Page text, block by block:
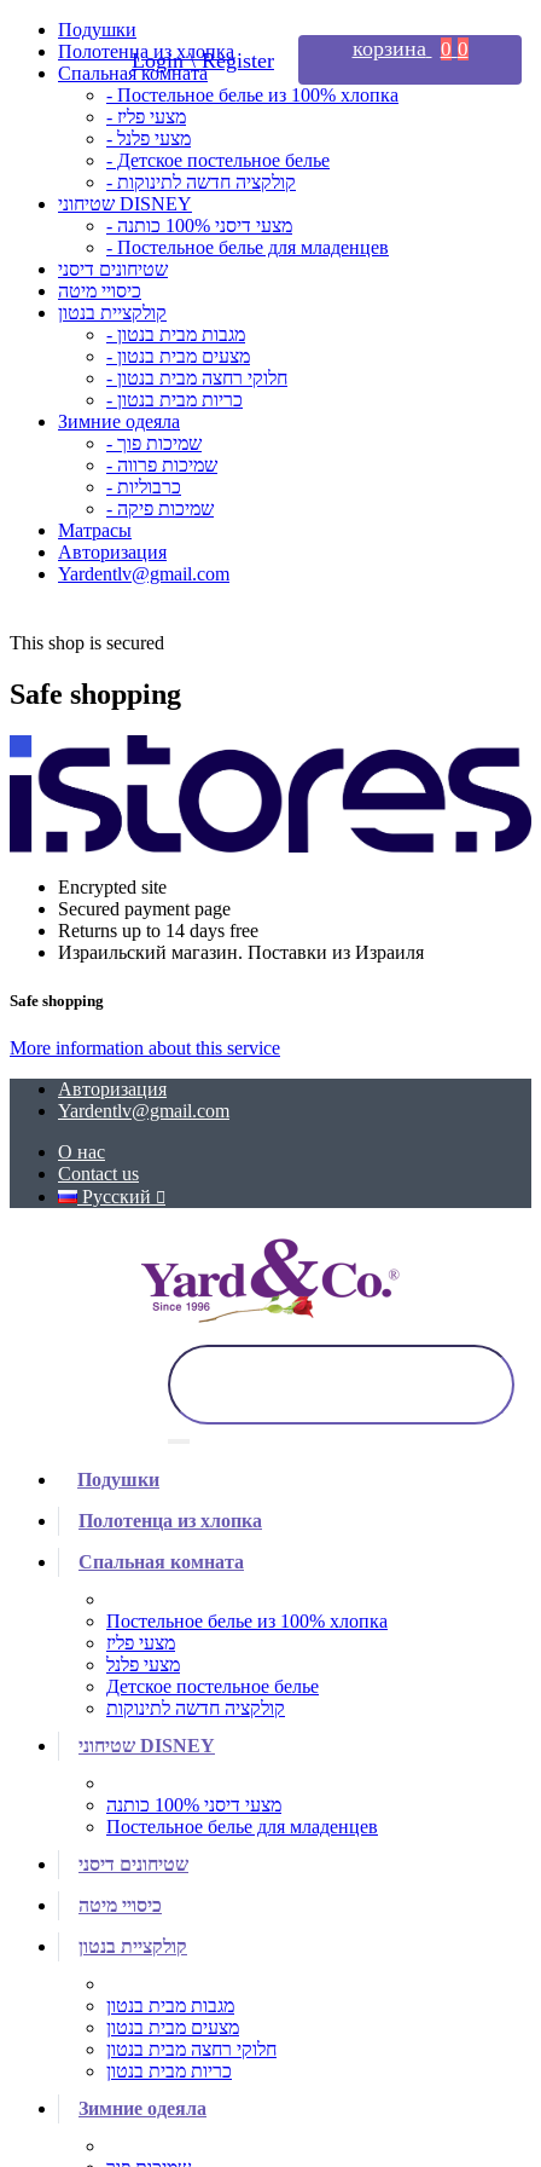
Подушки
Полотенца из хлопка
Спальная комната
- Постельное белье из 100% хлопка
- מצעי פליז
- מצעי פלנל
- Детское постельное белье
- קולקציה חדשה לתינוקות
שטיחוני DISNEY
- מצעי דיסני 100% כותנה
- Постельное белье для младенцев
שטיחונים דיסני
כיסויי מיטה
קולקציית בנטון
- מגבות מבית בנטון
- מצעים מבית בנטון
- חלוקי רחצה מבית בנטון
- כריות מבית בנטון
Зимние одеяла
- שמיכות פוך
- שמיכות פרווה
- כרבוליות
- שמיכות פיקה
Матрасы
Авторизация
Yardentlv@gmail.com
This shop is secured
Safe shopping
Encrypted site
Secured payment page
Returns up to 14 days free
Израильский магазин. Поставки из Израиля
Safe shopping
More information about this service
Авторизация
Yardentlv@gmail.com
О нас
Contact us
Русский
Login \ Register корзина 0 0
Подушки
Полотенца из хлопка
Спальная комната
Постельное белье из 100% хлопка
מצעי פליז
מצעי פלנל
Детское постельное белье
קולקציה חדשה לתינוקות
שטיחוני DISNEY
מצעי דיסני 100% כותנה
Постельное белье для младенцев
שטיחונים דיסני
כיסויי מיטה
קולקציית בנטון
מגבות מבית בנטון
מצעים מבית בנטון
חלוקי רחצה מבית בנטון
כריות מבית בנטון
Зимние одеяла